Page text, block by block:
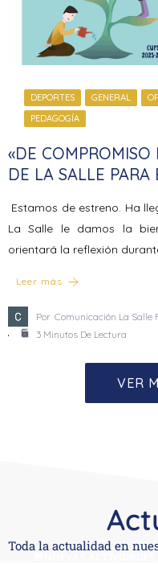
DEPORTES GENERAL
PEDAGOGÍA
«DE COMPROMISO
DE LA SALLE
Estamos de estreno. Ha
La Salle le damos la
orientará la reflexión
Leer más
Por Comunicación La Salle
3 Minutos De Lectura
VER
Toda la actualidad en